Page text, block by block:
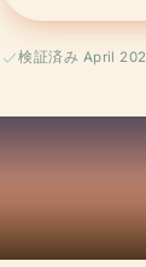
検証済み April